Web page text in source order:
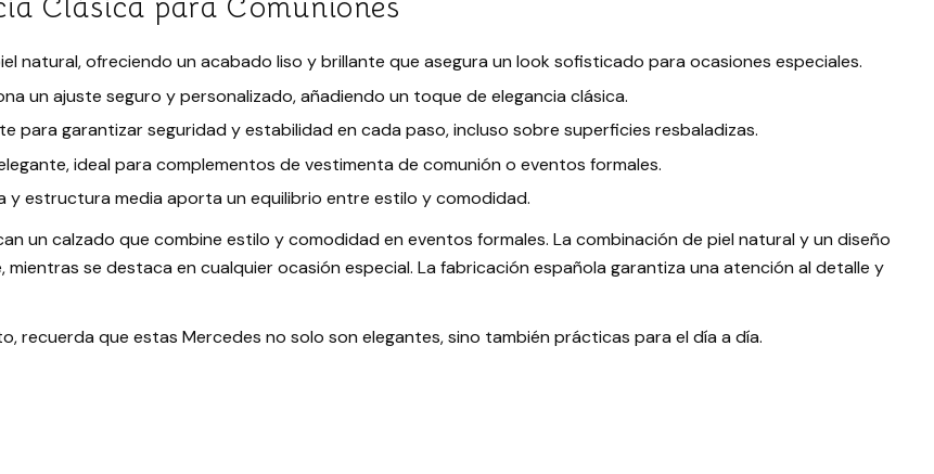
Clásica para Comuniones
natural, ofreciendo un acabado liso y brillante que asegura un look sofisticado para ocasiones especiales.
un ajuste seguro y personalizado, añadiendo un toque de elegancia clásica.
para garantizar seguridad y estabilidad en cada paso, incluso sobre superficies resbaladizas.
ideal para complementos de vestimenta de comunión o eventos formales.
y estructura media aporta un equilibrio entre estilo y comodidad.
un calzado que combine estilo y comodidad en eventos formales. La combinación de piel natural y un diseño
se destaca en cualquier ocasión especial. La fabricación española garantiza una atención al detalle y
recuerda que estas Mercedes no solo son elegantes, sino también prácticas para el día a día.